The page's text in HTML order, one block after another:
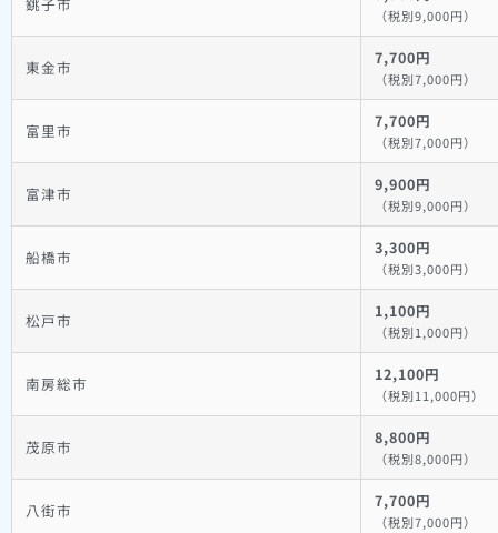
（税別9,000円）
東金市 7,700円
（税別7,000円）
富里市 7,700円
（税別7,000円）
富津市 9,900円
（税別9,000円）
船橋市 3,300円
（税別3,000円）
松戸市 1,100円
（税別1,000円）
南房総市 12,100円
（税別11,000円）
茂原市 8,800円
（税別8,000円）
八街市 7,700円
（税別7,000円）